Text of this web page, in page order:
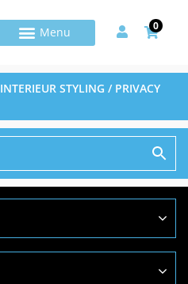
0
INTERIEUR STYLING / PRIVACY